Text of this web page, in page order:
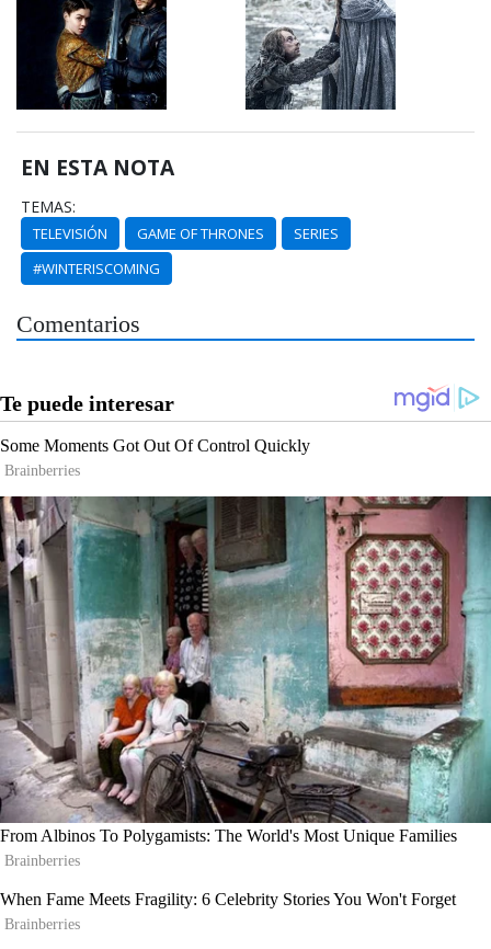
EN ESTA NOTA
TEMAS:
TELEVISIÓN GAME OF THRONES
SERIES
#WINTERISCOMING
Comentarios